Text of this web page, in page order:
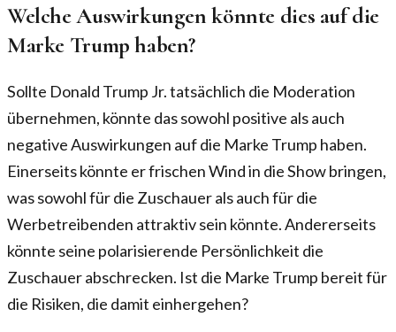
Welche Auswirkungen könnte dies auf die
Marke Trump haben?
Sollte Donald Trump Jr. tatsächlich die Moderation
übernehmen, könnte das sowohl positive als auch
negative Auswirkungen auf die Marke Trump haben.
Einerseits könnte er frischen Wind in die Show bringen,
was sowohl für die Zuschauer als auch für die
Werbetreibenden attraktiv sein könnte. Andererseits
könnte seine polarisierende Persönlichkeit die
Zuschauer abschrecken. Ist die Marke Trump bereit für
die Risiken, die damit einhergehen?